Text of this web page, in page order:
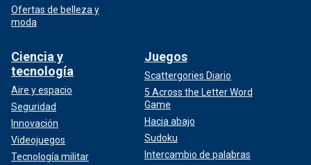
Ofertas de belleza y
moda
Ciencia y
tecnología
Aire y espacio
Seguridad
Innovación
Videojuegos
Tecnología militar
Juegos
Scattergories Diario
5 Across the Letter Word
Game
Hacia abajo
Sudoku
Intercambio de palabras